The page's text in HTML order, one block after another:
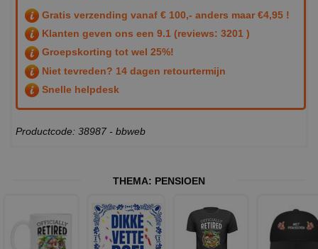
Gratis verzending vanaf € 100,- anders maar €4,95 !
Klanten geven ons een 9.1 (reviews: 3201 )
Groepskorting tot wel 25%!
Niet tevreden? 14 dagen retourtermijn
Snelle helpdesk
Productcode: 38987 - bbweb
THEMA: PENSIOEN